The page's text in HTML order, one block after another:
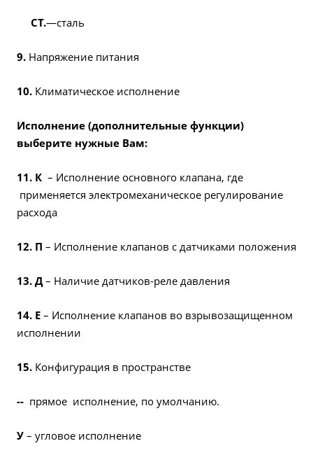
СТ.—сталь
9. Напряжение питания
10. Климатическое исполнение
Исполнение (дополнительные функции)
выберите нужные Вам:
11. К – Исполнение основного клапана, где
применяется электромеханическое регулирование
расхода
12. П – Исполнение клапанов с датчиками положения
13. Д– Наличие датчиков-реле давления
14. Е – Исполнение клапанов во взрывозащищенном
исполнении
15. Конфигурация в пространстве
-- прямое исполнение, по умолчанию.
У – угловое исполнение